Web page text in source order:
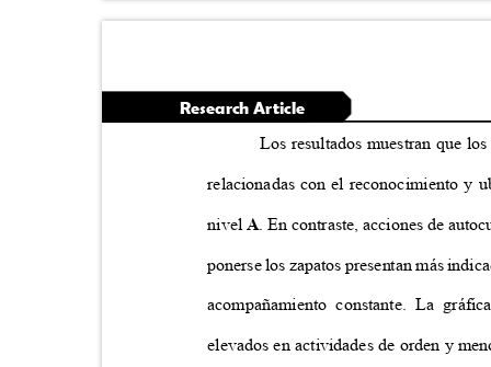
Research Article
Los resultados muestran que
relacionadas con el reconocimiento y
nivelA . En contraste, acciones de
ponerse los zapatos presentan más
acompañamiento constante. La
elevados en actividades de orden y